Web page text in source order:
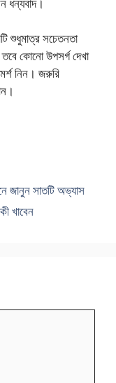
শুধুমাত্র সচেতনতা
তবে কোনো উপসর্গ দেখা
নিন। জরুরি
জানুন সাতটি অভ্যাস
খাবেন